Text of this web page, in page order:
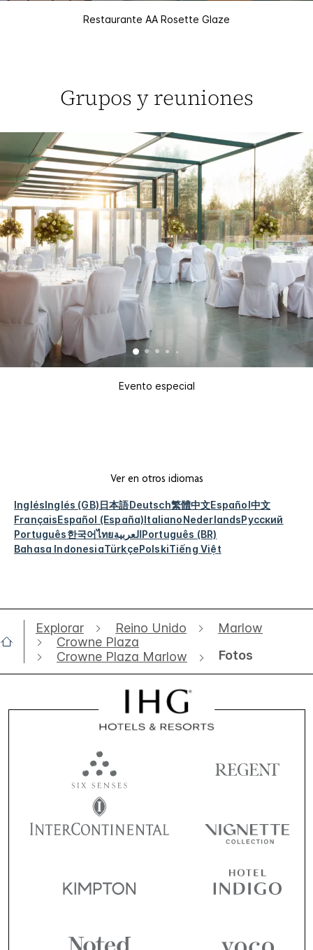
Restaurante AA Rosette Glaze
Grupos y reuniones
Evento especial
Ver en otros idiomas
InglésInglés (GB)日本語Deutsch繁體中文Español中文
FrançaisEspañol (España)ItalianoNederlandsРусский
Português한국어ไทยالعربيةPortuguês (BR)
Bahasa IndonesiaTürkçePolskiTiếng Việt
Explorar Reino Unido
Marlow
Crowne Plaza
Crowne Plaza Marlow
Fotos